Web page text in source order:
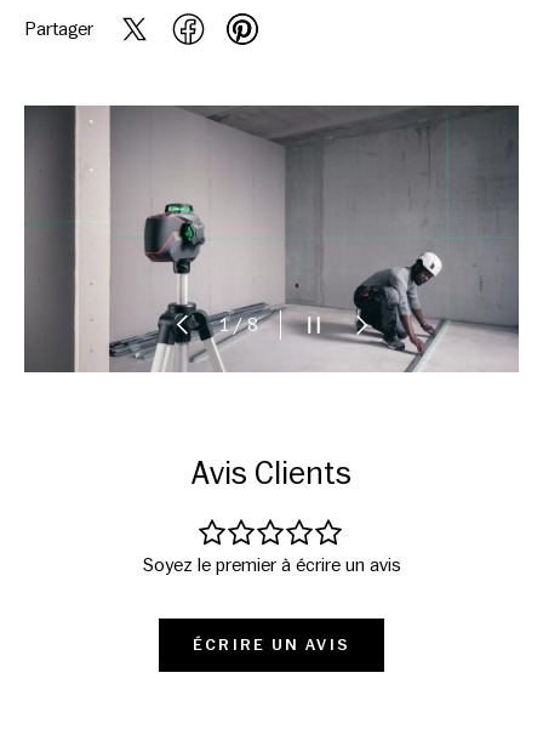
Partager
PRÉCÉDENT
1 /sur
8 METTRE LE
SUIVANT
Avis Clients
Soyez le premier à écrire un avis
ÉCRIRE UN AVIS